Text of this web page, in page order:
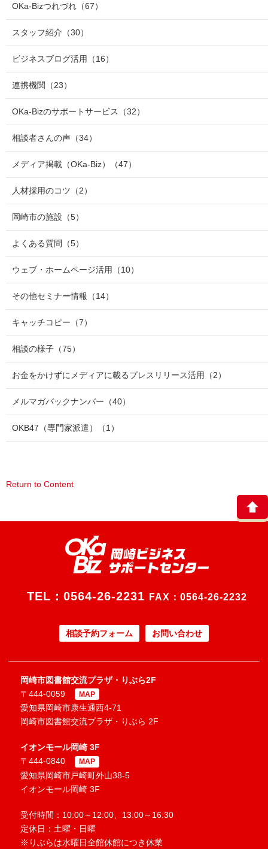
OKa-Bizつれづれ （67）
スタッフ紹介 （30）
ビジネスブログ活用 （16）
連携機関 （23）
OKa-Bizのサポートサービス （32）
相談者さんの声 （34）
メディア掲載（OKa-Biz） （47）
人材採用のコツ （2）
岡崎市の施設 （5）
よくある質問 （5）
ウェブ・ホームページ活用 （10）
その他セミナー情報 （14）
キャッチコピー （7）
相談の様子 （75）
お金をかけずにメディアに載るプレスリリース活用 （2）
メルマガバックナンバー （40）
OKB47（専門家派遣） （1）
Return to Content
TEL： 0564-26-2231 FAX：0564-26-2232
相談予約フォーム お問い合わせ
岡崎市図書館交流プラザ・りぶら2F
〒444-0059
MAP
愛知県岡崎市康生通西4-71
岡崎市図書館交流プラザ・りぶら 2F
イオンモール岡崎 3F
〒444-0840
MAP
愛知県岡崎市戸崎町外山38-5
イオンモール岡崎 3F
受付時間：10:00～12:00、13:00～16:30
定休日：土曜・日曜
※りぶらは水曜日全館休館につき休業